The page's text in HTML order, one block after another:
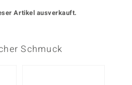
Artikel ausverkauft.
Schmuck